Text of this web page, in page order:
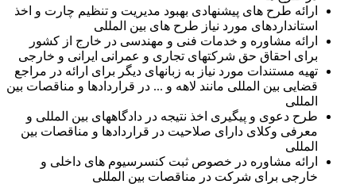
ارائه طرح های پیشنهادی بهبود مدیریت و تنظیم چارت و اخذ
استانداردهای مورد نیاز طرح های بین المللی
ارائه مشاوره و خدمات فنی و مهندسی در خارج از کشور
برای احقاق حق شرکتهای تجاری و عمرانی ایرانی و خارجی
تهیه مستندات مورد نیاز به زبانهای دیگر برای ارائه در مراجع
قضایی بین المللی مانند لاهه و ... در قراردادها و مناقصات بین
المللی
طرح دعوی و پیگیری اخذ نتیجه در دادگاههای بین المللی و
معرفی وکلای دارای صلاحیت در قراردادها و مناقصات بین
المللی
ارائه مشاوره در خصوص ثبت کنسرسیوم های داخلی و
خارجی برای شرکت در مناقصات بین المللی